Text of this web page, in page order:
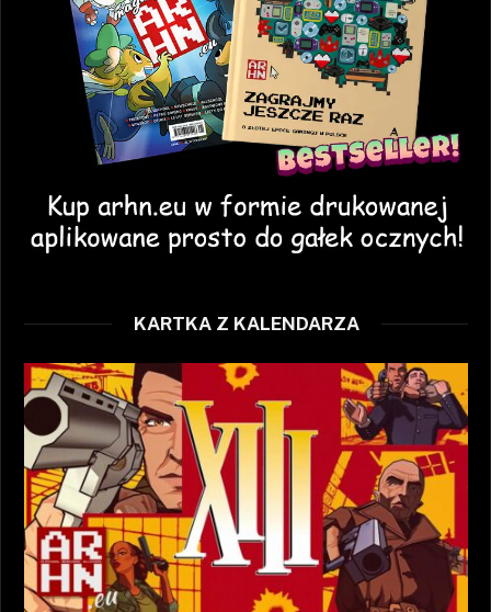
KARTKA Z KALENDARZA